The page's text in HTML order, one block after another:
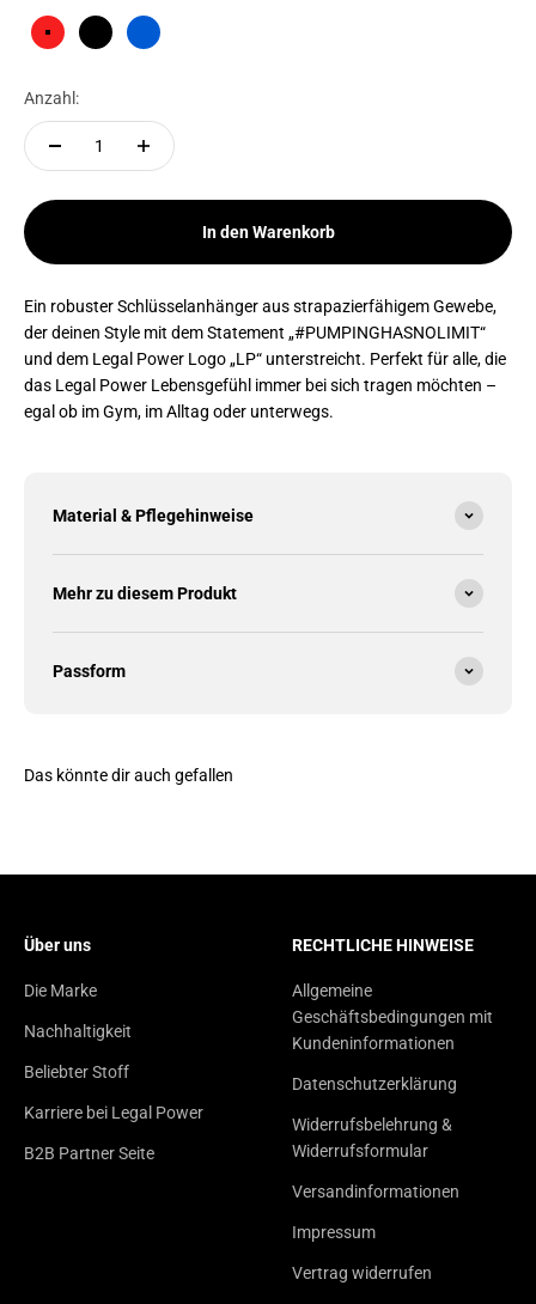
Rot Schwarz
Blau
Anzahl:
In den Warenkorb
Ein robuster Schlüsselanhänger aus strapazierfähigem Gewebe,
der deinen Style mit dem Statement „#PUMPINGHASNOLIMIT“
und dem Legal Power Logo „LP“ unterstreicht. Perfekt für alle, die
das Legal Power Lebensgefühl immer bei sich tragen möchten –
egal ob im Gym, im Alltag oder unterwegs.
Material & Pflegehinweise
Mehr zu diesem Produkt
Passform
Das könnte dir auch gefallen
Über uns
Die Marke
Nachhaltigkeit
Beliebter Stoff
Karriere bei Legal Power
B2B Partner Seite
RECHTLICHE HINWEISE
Allgemeine
Geschäftsbedingungen mit
Kundeninformationen
Datenschutzerklärung
Widerrufsbelehrung &
Widerrufsformular
Versandinformationen
Impressum
Vertrag widerrufen